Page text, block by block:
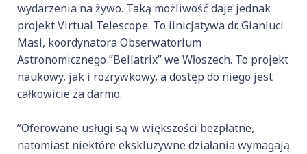
wydarzenia na żywo. Taką możliwość daje jednak
projekt Virtual Telescope. To iinicjatywa dr. Gianluci
Masi, koordynatora Obserwatorium
Astronomicznego ”Bellatrix” we Włoszech. To projekt
naukowy, jak i rozrywkowy, a dostęp do niego jest
całkowicie za darmo.
”Oferowane usługi są w większości bezpłatne,
natomiast niektóre ekskluzywne działania wymagają